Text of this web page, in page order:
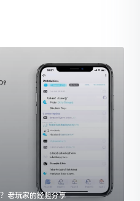
老玩家的经验分享